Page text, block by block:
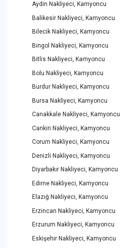
Aydin Nakliyeci, Kamyoncu
Balikesir Nakliyeci, Kamyoncu
Bilecik Nakliyeci, Kamyoncu
Bingol Nakliyeci, Kamyoncu
Bitlis Nakliyeci, Kamyoncu
Bolu Nakliyeci, Kamyoncu
Burdur Nakliyeci, Kamyoncu
Bursa Nakliyeci, Kamyoncu
Canakkale Nakliyeci, Kamyoncu
Cankiri Nakliyeci, Kamyoncu
Corum Nakliyeci, Kamyoncu
Denizli Nakliyeci, Kamyoncu
Diyarbakır Nakliyeci, Kamyoncu
Edirne Nakliyeci, Kamyoncu
Elazığ Nakliyeci, Kamyoncu
Erzincan Nakliyeci, Kamyoncu
Erzurum Nakliyeci, Kamyoncu
Eskişehir Nakliyeci, Kamyoncu